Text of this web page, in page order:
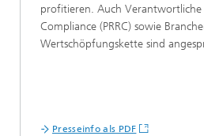
profitieren. Auch
Compliance (PRRC) sowie
Wertschöpfungskette sind
Presseinfo als PDF